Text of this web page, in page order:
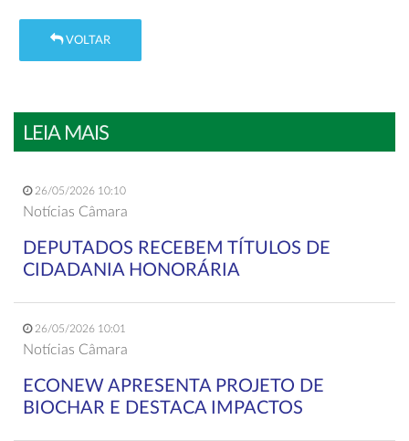
VOLTAR
LEIA MAIS
26/05/2026 10:10
Notícias Câmara
DEPUTADOS RECEBEM TÍTULOS DE
CIDADANIA HONORÁRIA
26/05/2026 10:01
Notícias Câmara
ECONEW APRESENTA PROJETO DE
BIOCHAR E DESTACA IMPACTOS